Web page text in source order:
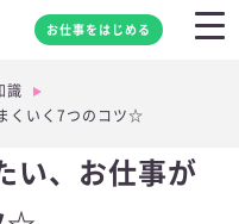
お仕事をはじめる
識
くいく7つのコツ☆
い、お仕事が